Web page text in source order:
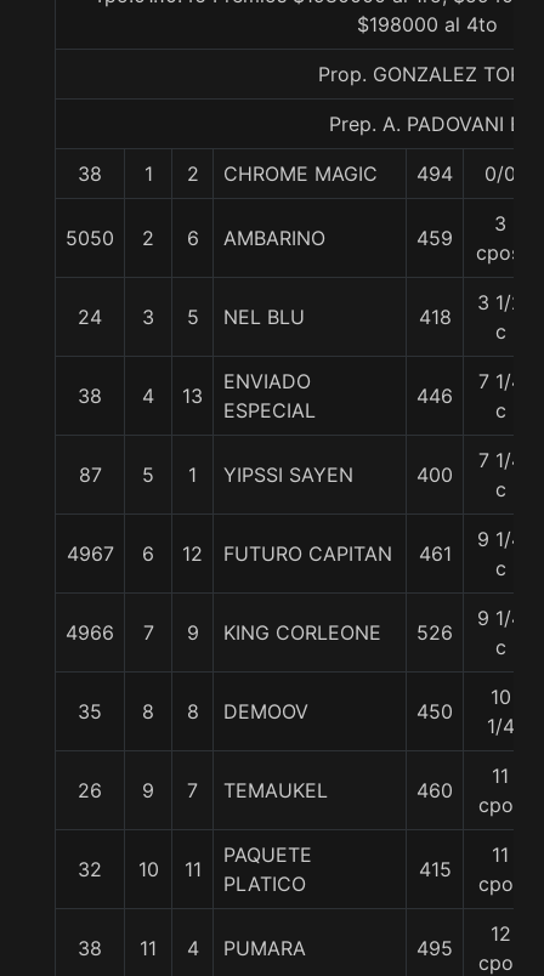
$198000 al 4to
Prop. GONZALEZ TORO
Prep. A. PADOVANI E.
38 1 2 CHROME MAGIC 494 0/0
5050 2 6 AMBARINO 459
3
cpos.
24 3 5 NEL BLU 418
3 1/2
c
38 4 13
ENVIADO
ESPECIAL
446
7 1/4
c
87 5 1 YIPSSI SAYEN 400
7 1/4
c
4967 6 12 FUTURO CAPITAN 461
9 1/4
c
4966 7 9 KING CORLEONE 526
9 1/4
c
35 8 8 DEMOOV 450
10
1/4
26 9 7 TEMAUKEL 460
11
cpos
32 10 11
PAQUETE
PLATICO
415
11
cpos
38 11 4 PUMARA 495
12
cpos